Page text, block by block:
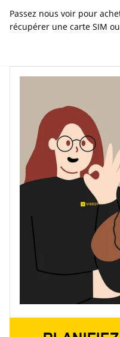
Passez nous voir pour
récupérer une carte SIM